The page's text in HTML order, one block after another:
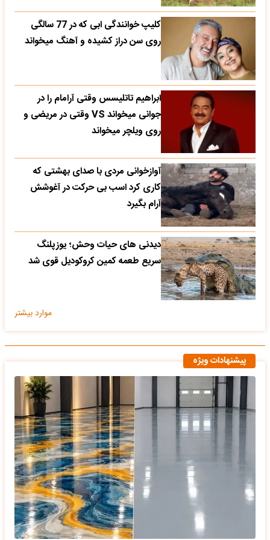
کلیپ خوانندگی ابی که در 77 سالگی
روی سن دراز کشیده و آهنگ میخواند
ابراهیم تاتلیسس وقتی آرامام را در
جوانی میخواند VS وقتی در مریضی و
روی ویلچر میخواند
آوازخوانی مردی با صدای بهشتی که
کاری کرد اسب بی حرکت در آغوشش
آرام بگیرد
دیدنی های حیات وحش؛ یوزپلنگ
سریع طعمه کمین کروکودیل قوی شد
موارد بیشتر
پیشنهادات ویژه